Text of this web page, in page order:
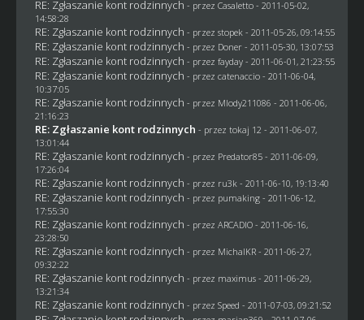
RE: Zgłaszanie kont rodzinnych - przez Casaletto- 2011-05-02,
14:58:28
RE: Zgłaszanie kont rodzinnych - przez stopek - 2011-05-26, 09:14:55
RE: Zgłaszanie kont rodzinnych - przez Doner- 2011-05-30, 13:07:53
RE: Zgłaszanie kont rodzinnych - przez fayday- 2011-06-01, 21:23:55
RE: Zgłaszanie kont rodzinnych - przez catenaccio- 2011-06-04,
10:37:05
RE: Zgłaszanie kont rodzinnych - przez Mlody211086 - 2011-06-06,
21:16:23
RE: Zgłaszanie kont rodzinnych - przez tokaj 12 - 2011-06-07,
13:01:44
RE: Zgłaszanie kont rodzinnych - przez Predator85- 2011-06-09,
17:26:04
RE: Zgłaszanie kont rodzinnych - przez ru3k - 2011-06-10, 19:13:40
RE: Zgłaszanie kont rodzinnych - przez pumaking- 2011-06-12,
17:55:30
RE: Zgłaszanie kont rodzinnych - przez ARCADIO - 2011-06-16,
23:28:50
RE: Zgłaszanie kont rodzinnych - przez MichalKR- 2011-06-27,
09:32:22
RE: Zgłaszanie kont rodzinnych - przez maximus- 2011-06-29,
13:21:34
RE: Zgłaszanie kont rodzinnych - przez Speed - 2011-07-03, 09:21:52